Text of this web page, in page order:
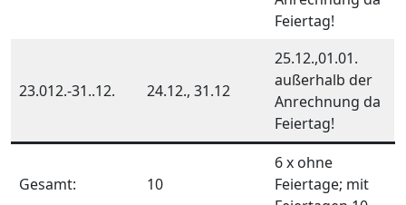
Feiertag!
23.012.-31..12. 24.12., 31.12
25.12.,01.01.
außerhalb der
Anrechnung da
Feiertag!
Gesamt: 10
6 x ohne
Feiertage; mit